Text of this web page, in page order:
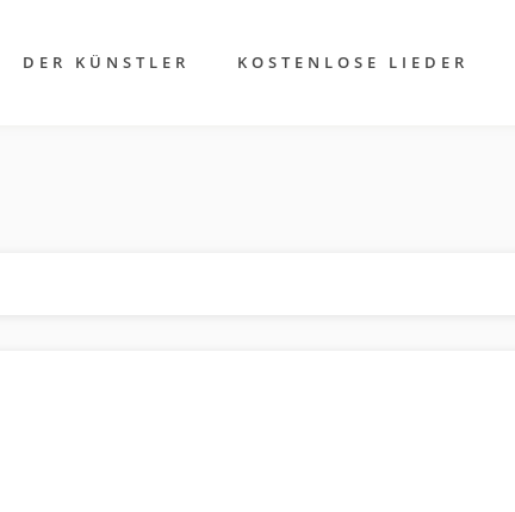
DER KÜNSTLER KOSTENLOSE LIEDER